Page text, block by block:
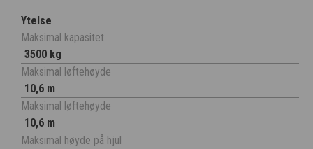
Ytelse
Maksimal kapasitet
3500 kg
Maksimal løftehøyde
10,6 m
Maksimal løftehøyde
10,6 m
Maksimal høyde på hjul